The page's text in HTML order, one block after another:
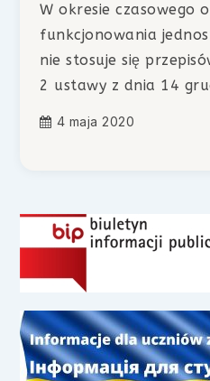
W okresie czasowego
funkcjonowania
nie stosuje się
2 ustawy z dnia 14
4 maja 2020